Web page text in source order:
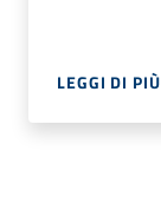
LEGGI DI PIÙ